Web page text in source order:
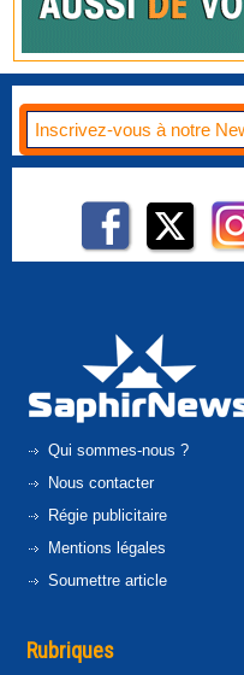
Qui sommes-nous ?
Nous contacter
Régie publicitaire
Mentions légales
Soumettre article
Rubriques